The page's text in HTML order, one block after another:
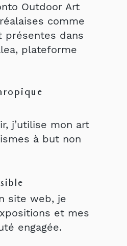
Outdoor Art
comme
présentes dans
plateforme
j’utilise mon art
à but non
site web, je
et mes
engagée.